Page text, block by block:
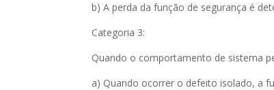
b) A perda da função de segurança é
Categoria 3:
Quando o comportamento de sistema
a) Quando ocorrer o defeito isolado, a